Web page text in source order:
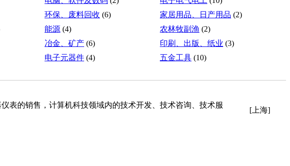
环保、废料回收 (6) 家居用品、日产用品 (2)
能源 (4) 农林牧副渔 (2)
冶金、矿产 (6) 印刷、出版、纸业 (3)
电子元器件 (4) 五金工具 (10)
表的销售，计算机科技领域内的技术开发、技术咨询、技术服
[上海]